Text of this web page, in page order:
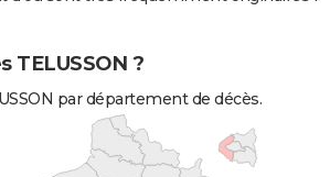
TELUSSON ?
par département de décès.